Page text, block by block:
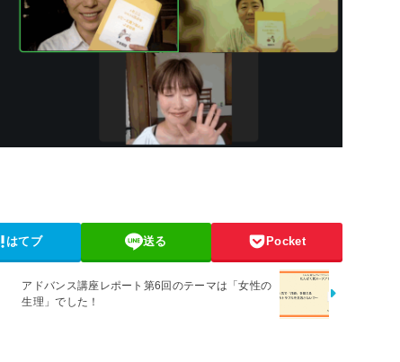
はてブ 送る Pocket
アドバンス講座レポート第6回のテーマは「女性の
生理」でした！